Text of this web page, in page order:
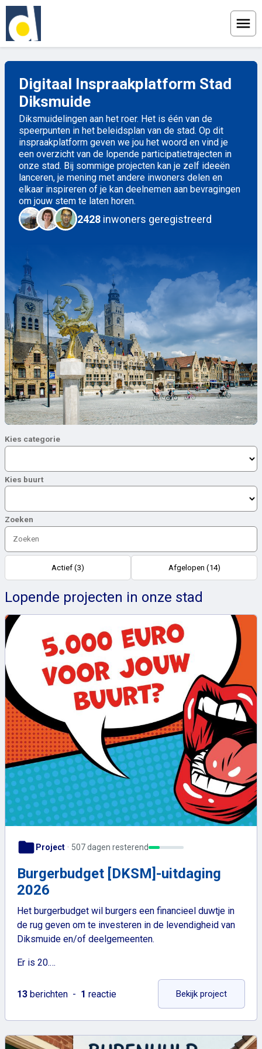
Digitaal Inspraakplatform Stad
Diksmuide
Diksmuidelingen aan het roer. Het is één van de
speerpunten in het beleidsplan van de stad. Op dit
inspraakplatform geven we jou het woord en vind je
een overzicht van de lopende participatietrajecten in
onze stad. Bij sommige projecten kan je zelf ideeën
lanceren, je mening met andere inwoners delen en
elkaar inspireren of je kan deelnemen aan bevragingen
om jouw stem te laten horen.
2428 inwoners geregistreerd
Kies categorie
Kies buurt
Zoeken
Lopende projecten in onze stad
Actief (3) Afgelopen (14)
folder Project 507 dagen resterend
Burgerbudget [DKSM]-uitdaging
2026
Het burgerbudget wil burgers een financieel duwtje in
de rug geven om te investeren in de levendigheid van
Diksmuide en/of deelgemeenten.
Er is 20.…
13 berichten 1 reactie Bekijk project: